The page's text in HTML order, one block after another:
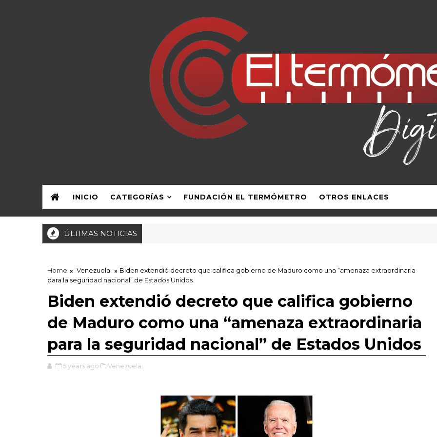
INICIO CATEGORÍAS FUNDACIÓN EL TERMÓMETRO OTROS ENLACES
ÚLTIMAS NOTICIAS
Home Venezuela
Biden extendió decreto que califica gobierno de Maduro como una “amenaza extraordinaria
para la seguridad nacional” de Estados Unidos
Biden extendió decreto que califica gobierno
de Maduro como una “amenaza extraordinaria
para la seguridad nacional” de Estados Unidos
5 years ago Venezuela,